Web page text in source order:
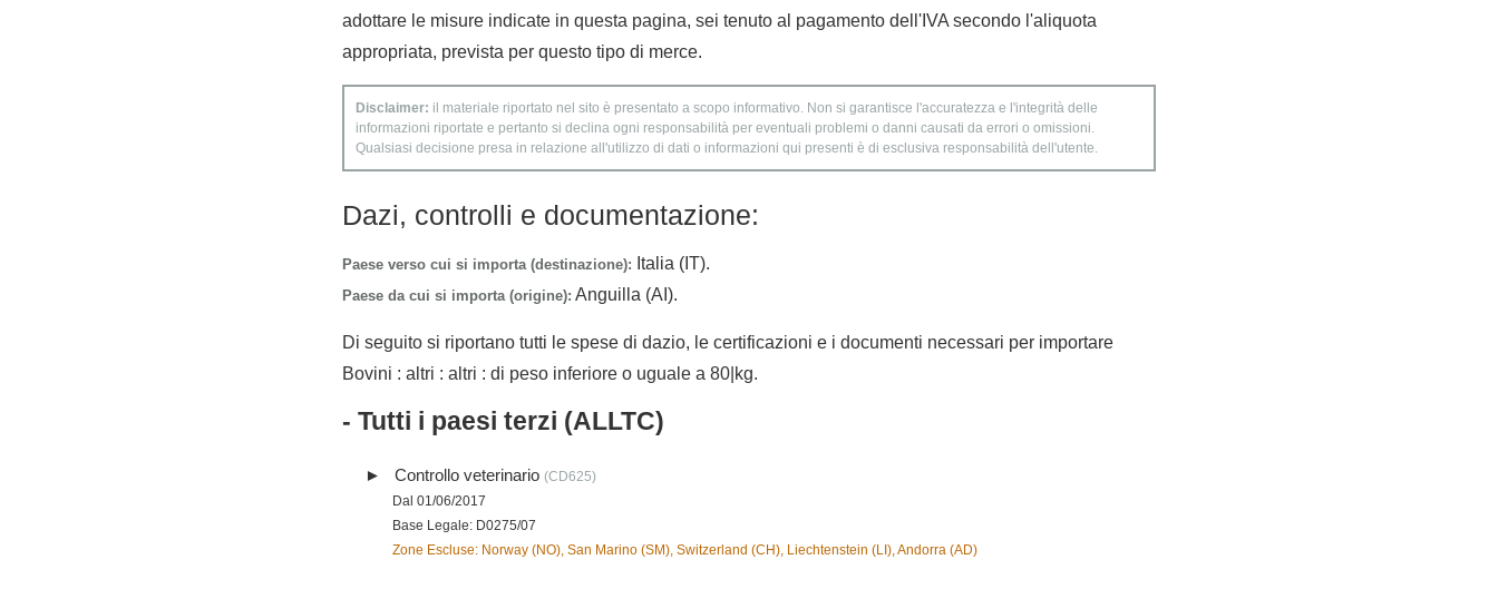
adottare le misure indicate in questa pagina, sei tenuto al pagamento dell'IVA secondo l'aliquota
appropriata, prevista per questo tipo di merce.
Disclaimer: il materiale riportato nel sito è presentato a scopo informativo. Non si garantisce l'accuratezza e l'integrità delle
informazioni riportate e pertanto si declina ogni responsabilità per eventuali problemi o danni causati da errori o omissioni.
Qualsiasi decisione presa in relazione all'utilizzo di dati o informazioni qui presenti è di esclusiva responsabilità dell'utente.
Dazi, controlli e documentazione:
Paese verso cui si importa (destinazione): Italia (IT).
Paese da cui si importa (origine): Anguilla (AI).
Di seguito si riportano tutti le spese di dazio, le certificazioni e i documenti necessari per importare
Bovini : altri : altri : di peso inferiore o uguale a 80|kg.
- Tutti i paesi terzi (ALLTC)
Controllo veterinario (CD625)
Dal 01/06/2017
Base Legale: D0275/07
Zone Escluse: Norway (NO), San Marino (SM), Switzerland (CH), Liechtenstein (LI), Andorra (AD)